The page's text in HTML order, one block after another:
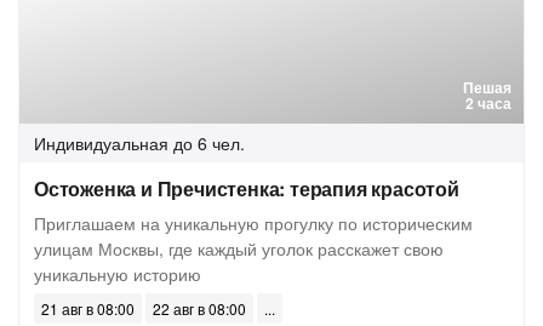
Пешая
2 часа
Индивидуальная до 6 чел.
Остоженка и Пречистенка: терапия красотой
Приглашаем на уникальную прогулку по историческим
улицам Москвы, где каждый уголок расскажет свою
уникальную историю
21 авг в 08:00
22 авг в 08:00